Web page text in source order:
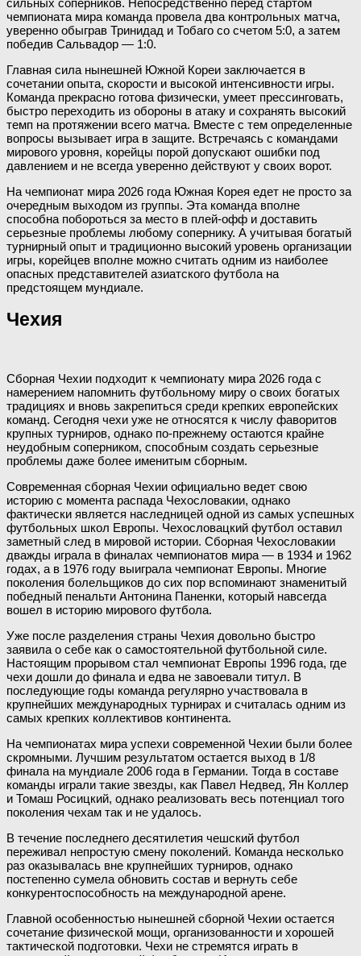
сильных соперников. Непосредственно перед стартом
чемпионата мира команда провела два контрольных матча,
уверенно обыграв Тринидад и Тобаго со счетом 5:0, а затем
победив Сальвадор — 1:0.
Главная сила нынешней Южной Кореи заключается в
сочетании опыта, скорости и высокой интенсивности игры.
Команда прекрасно готова физически, умеет прессинговать,
быстро переходить из обороны в атаку и сохранять высокий
темп на протяжении всего матча. Вместе с тем определенные
вопросы вызывает игра в защите. Встречаясь с командами
мирового уровня, корейцы порой допускают ошибки под
давлением и не всегда уверенно действуют у своих ворот.
На чемпионат мира 2026 года Южная Корея едет не просто за
очередным выходом из группы. Эта команда вполне
способна побороться за место в плей-офф и доставить
серьезные проблемы любому сопернику. А учитывая богатый
турнирный опыт и традиционно высокий уровень организации
игры, корейцев вполне можно считать одним из наиболее
опасных представителей азиатского футбола на
предстоящем мундиале.
Чехия
Сборная Чехии подходит к чемпионату мира 2026 года с
намерением напомнить футбольному миру о своих богатых
традициях и вновь закрепиться среди крепких европейских
команд. Сегодня чехи уже не относятся к числу фаворитов
крупных турниров, однако по-прежнему остаются крайне
неудобным соперником, способным создать серьезные
проблемы даже более именитым сборным.
Современная сборная Чехии официально ведет свою
историю с момента распада Чехословакии, однако
фактически является наследницей одной из самых успешных
футбольных школ Европы. Чехословацкий футбол оставил
заметный след в мировой истории. Сборная Чехословакии
дважды играла в финалах чемпионатов мира — в 1934 и 1962
годах, а в 1976 году выиграла чемпионат Европы. Многие
поколения болельщиков до сих пор вспоминают знаменитый
победный пенальти Антонина Паненки, который навсегда
вошел в историю мирового футбола.
Уже после разделения страны Чехия довольно быстро
заявила о себе как о самостоятельной футбольной силе.
Настоящим прорывом стал чемпионат Европы 1996 года, где
чехи дошли до финала и едва не завоевали титул. В
последующие годы команда регулярно участвовала в
крупнейших международных турнирах и считалась одним из
самых крепких коллективов континента.
На чемпионатах мира успехи современной Чехии были более
скромными. Лучшим результатом остается выход в 1/8
финала на мундиале 2006 года в Германии. Тогда в составе
команды играли такие звезды, как Павел Недвед, Ян Коллер
и Томаш Росицкий, однако реализовать весь потенциал того
поколения чехам так и не удалось.
В течение последнего десятилетия чешский футбол
переживал непростую смену поколений. Команда несколько
раз оказывалась вне крупнейших турниров, однако
постепенно сумела обновить состав и вернуть себе
конкурентоспособность на международной арене.
Главной особенностью нынешней сборной Чехии остается
сочетание физической мощи, организованности и хорошей
тактической подготовки. Чехи не стремятся играть в